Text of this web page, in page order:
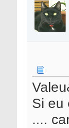
Si eu
....